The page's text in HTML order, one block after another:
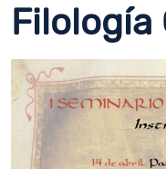
Filología